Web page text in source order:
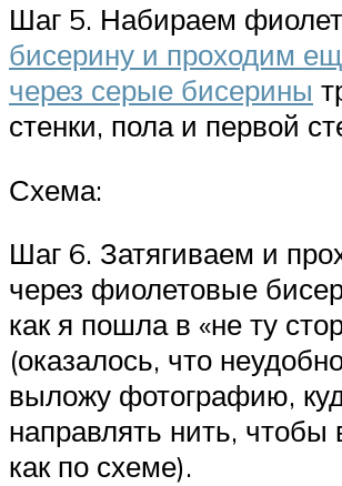
Шаг 5. Набираем
бисерину и проходим
через серые бисерины
стенки, пола и первой
Схема:
Шаг 6. Затягиваем и
через фиолетовые
как я пошла в «не ту
(оказалось, что
выложу фотографию,
направлять нить, чтобы
как по схеме).